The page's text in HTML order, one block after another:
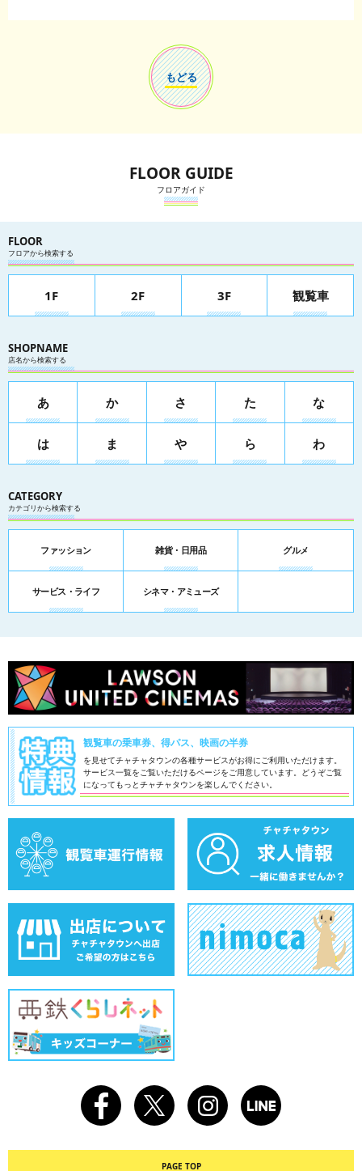
もどる
フロアガイド
FLOOR GUIDE
フロアから検索する
FLOOR
1F 2F 3F 観覧車
店名から検索する
SHOPNAME
あ か さ た な
は ま や ら わ
カテゴリから検索する
CATEGORY
ファッション 雑貨・日用品 グルメ
サービス・ライフ シネマ・アミューズ
観覧車の乗車券、得パス、映画の半券
を見せてチャチャタウンの各種サービスがお得にご利用いただけます。
サービス一覧をご覧いただけるページをご用意しています。 どうぞご覧
になってもっとチャチャタウンを楽しんでください。